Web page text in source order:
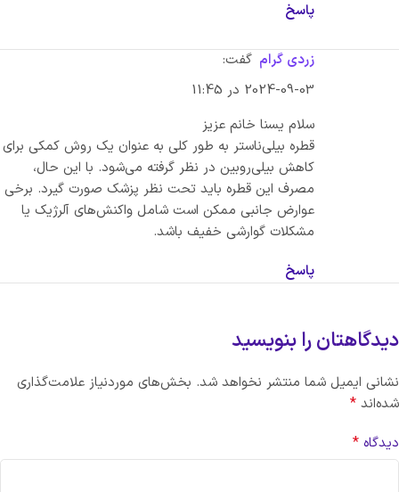
پاسخ
زردی گرام گفت:
2024-09-03 در 11:45
سلام یسنا خانم عزیز
قطره بیلی‌ناستر به طور کلی به عنوان یک روش کمکی برای
کاهش بیلی‌روبین در نظر گرفته می‌شود. با این حال،
مصرف این قطره باید تحت نظر پزشک صورت گیرد. برخی
عوارض جانبی ممکن است شامل واکنش‌های آلرژیک یا
مشکلات گوارشی خفیف باشد.
پاسخ
دیدگاهتان را بنویسید
نشانی ایمیل شما منتشر نخواهد شد. بخش‌های موردنیاز علامت‌گذاری
شده‌اند *
دیدگاه *